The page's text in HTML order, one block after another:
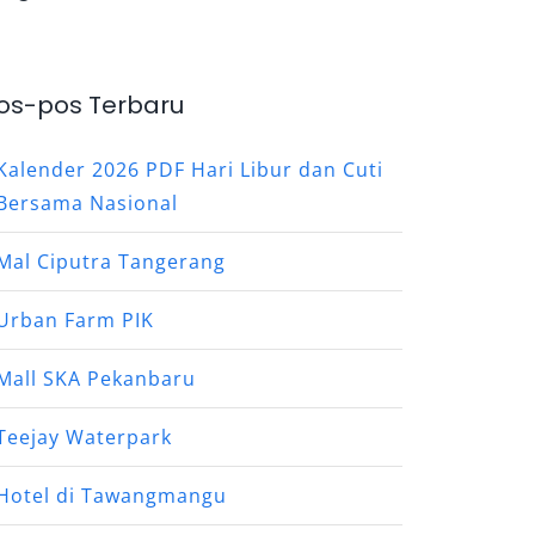
pos Terbaru
2026 PDF Hari Libur dan Cuti
Nasional
Ciputra Tangerang
Farm PIK
SKA Pekanbaru
Waterpark
di Tawangmangu